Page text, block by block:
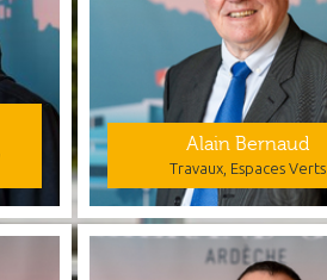
Alain Bernaud
Travaux, Espaces Verts